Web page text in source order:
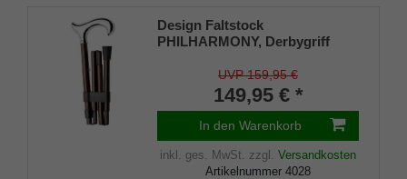
Design Faltstock
PHILHARMONY, Derbygriff
Carbon Ebenholz-Furnier
braun, Chromring, faltbar, 85-
95 cm, Damen Herren Gehstock
UVP 159,95 €
149,95 € *
In den Warenkorb
inkl. ges. MwSt. zzgl. Versandkosten
Artikelnummer 4028